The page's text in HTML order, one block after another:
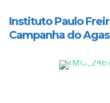
Instituto Paulo
Campanha do